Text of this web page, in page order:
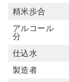
精米歩合
アルコール
分
仕込水
製造者